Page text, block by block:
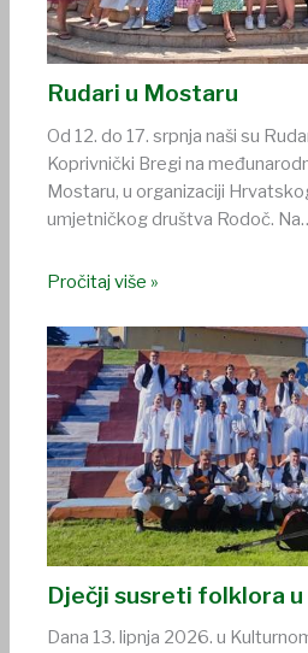
Rudari u Mostaru
Od 12. do 17. srpnja naši su
Koprivnički Bregi na
Mostaru, u organizaciji
umjetničkog društva Rodoč.
Pročitaj više »
Dječji susreti folklora
Dana 13. lipnja 2026. u